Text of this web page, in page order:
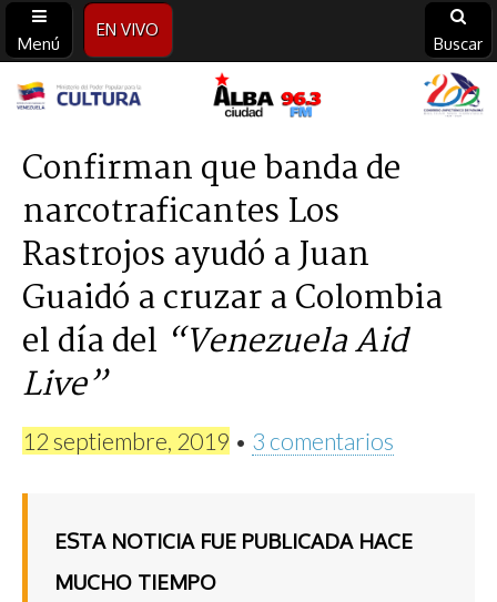
Menú
EN VIVO
Buscar
Alba
Ciudad
96.3
FM
Confirman que banda de
narcotraficantes Los
Rastrojos ayudó a Juan
Guaidó a cruzar a Colombia
el día del “Venezuela Aid
Live”
12 septiembre, 2019 • 3 comentarios
ESTA NOTICIA FUE PUBLICADA HACE
MUCHO TIEMPO